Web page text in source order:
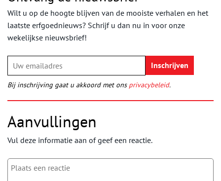
Wilt u op de hoogte blijven van de mooiste verhalen en het
laatste erfgoednieuws? Schrijf u dan nu in voor onze
wekelijkse nieuwsbrief!
Bij inschrijving gaat u akkoord met ons privacybeleid.
Aanvullingen
Vul deze informatie aan of geef een reactie.